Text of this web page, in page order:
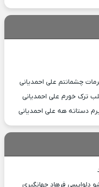
چشمانتم علی احمدیانی
ترک خورم علی احمدیانی
دستاته هه علی احمدیانی
دلواپسی فرهاد جهانگیری